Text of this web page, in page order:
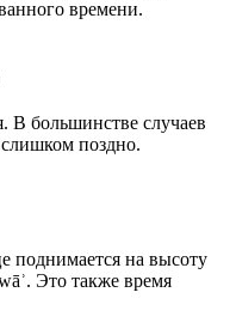
времени.
В большинстве случаев
поздно.
поднимается на высоту
Это также время